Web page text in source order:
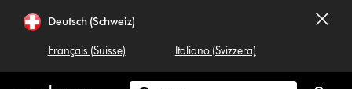
überspringenDeutsch (Schweiz)
Français (Suisse) Italiano (Svizzera)